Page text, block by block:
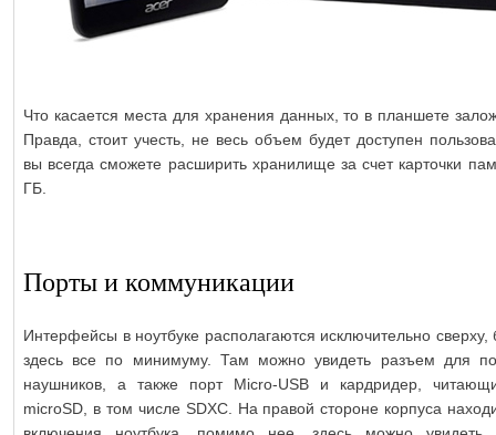
Что касается места для хранения данных, то в планшете
Правда, стоит учесть, не весь объем будет доступен
вы всегда сможете расширить хранилище за счет карточки
ГБ.
Порты и коммуникации
Интерфейсы в ноутбуке располагаются исключительно сверху,
здесь все по минимуму. Там можно увидеть разъем для
наушников, а также порт Micro-USB и кардридер,
microSD, в том числе SDXC. На правой стороне корпуса